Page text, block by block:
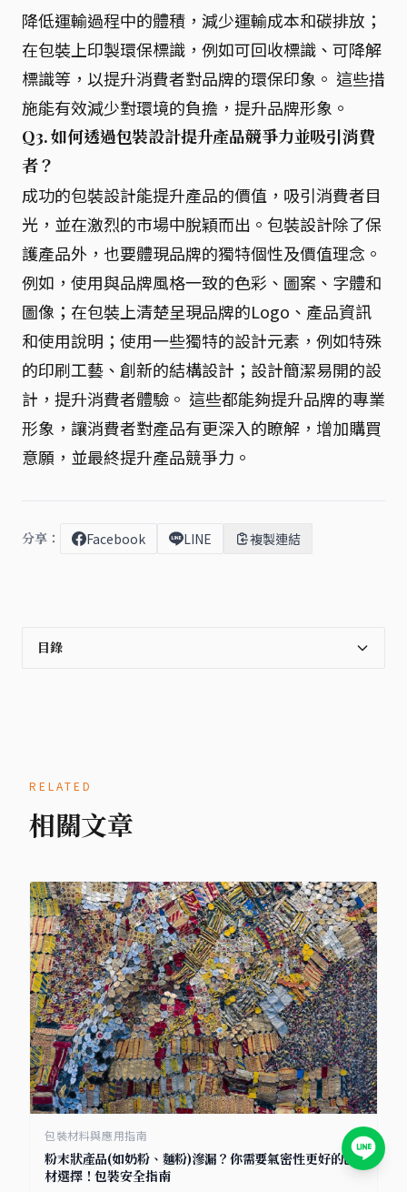
降低運輸過程中的體積，減少運輸成本和碳排放；
在包裝上印製環保標識，例如可回收標識、可降解
標識等，以提升消費者對品牌的環保印象。 這些措
施能有效減少對環境的負擔，提升品牌形象。
Q3. 如何透過包裝設計提升產品競爭力並吸引消費
者？
成功的包裝設計能提升產品的價值，吸引消費者目
光，並在激烈的市場中脫穎而出。包裝設計除了保
護產品外，也要體現品牌的獨特個性及價值理念。
例如，使用與品牌風格一致的色彩、圖案、字體和
圖像；在包裝上清楚呈現品牌的Logo、產品資訊
和使用說明；使用一些獨特的設計元素，例如特殊
的印刷工藝、創新的結構設計；設計簡潔易開的設
計，提升消費者體驗。 這些都能夠提升品牌的專業
形象，讓消費者對產品有更深入的瞭解，增加購買
意願，並最終提升產品競爭力。
分享： Facebook LINE 複製連結
目錄
RELATED
相關文章
包裝材料與應用指南
粉末狀產品(如奶粉、麵粉)滲漏？你需要氣密性更好的包
材選擇！包裝安全指南